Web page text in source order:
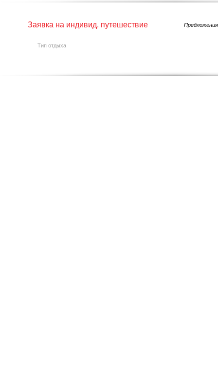
Заявка на индивид. путешествие
Тип отдыха